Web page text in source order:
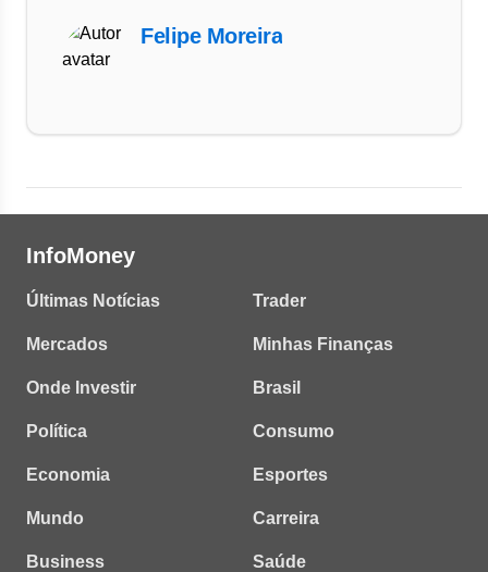
Felipe Moreira
InfoMoney
Últimas Notícias
Mercados
Onde Investir
Política
Economia
Mundo
Business
Trader
Minhas Finanças
Brasil
Consumo
Esportes
Carreira
Saúde